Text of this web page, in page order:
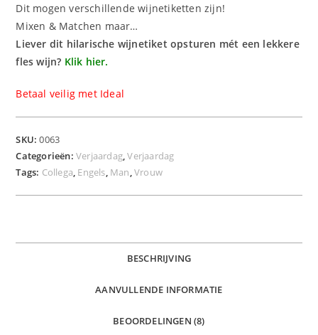
Dit mogen verschillende wijnetiketten zijn!
Mixen & Matchen maar…
Liever dit hilarische wijnetiket opsturen mét een lekkere
fles wijn? Klik hier.
Betaal veilig met Ideal
SKU:0063
Categorieën:Verjaardag,Verjaardag
Tags: Collega, Engels, Man,Vrouw
BESCHRIJVING
AANVULLENDE INFORMATIE
BEOORDELINGEN (8)